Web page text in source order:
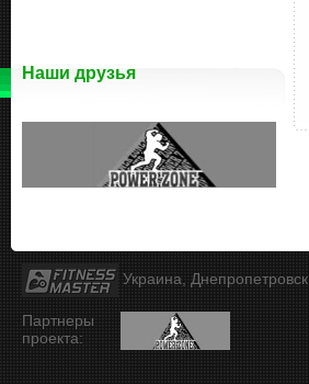
Наши друзья
Украина, Днепропетровск
Партнеры
проекта: